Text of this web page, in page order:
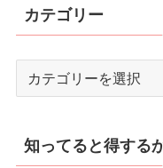
カテゴリー
リ
ー
知ってると得する